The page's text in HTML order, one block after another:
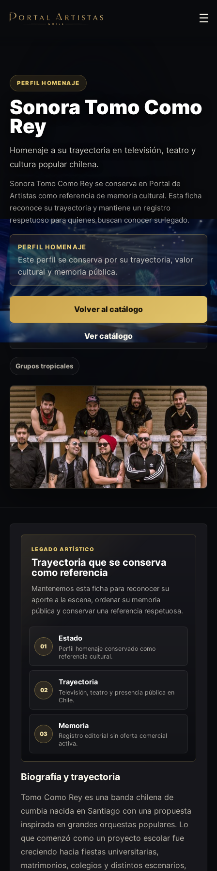
☰
PERFIL HOMENAJE
Sonora Tomo Como
Rey
Homenaje a su trayectoria en televisión, teatro y
cultura popular chilena.
Sonora Tomo Como Rey se conserva en Portal de
Artistas como referencia de memoria cultural. Esta ficha
reconoce su trayectoria y mantiene un registro
respetuoso para quienes buscan conocer su legado.
PERFIL HOMENAJE
Este perfil se conserva por su trayectoria, valor
cultural y memoria pública.
Volver al catálogo
Ver catálogo
Grupos tropicales
LEGADO ARTÍSTICO
Trayectoria que se conserva
como referencia
Mantenemos esta ficha para reconocer su
aporte a la escena, ordenar su memoria
pública y conservar una referencia respetuosa.
01
Estado
Perfil homenaje conservado como
referencia cultural.
02
Trayectoria
Televisión, teatro y presencia pública en
Chile.
03
Memoria
Registro editorial sin oferta comercial
activa.
Biografía y trayectoria
Tomo Como Rey es una banda chilena de
cumbia nacida en Santiago con una propuesta
inspirada en grandes orquestas populares. Lo
que comenzó como un proyecto escolar fue
creciendo hacia fiestas universitarias,
matrimonios, colegios y distintos escenarios,